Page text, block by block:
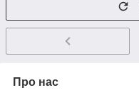
Про нас